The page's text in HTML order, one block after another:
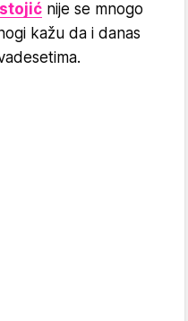
nije se mnogo
kažu da i danas